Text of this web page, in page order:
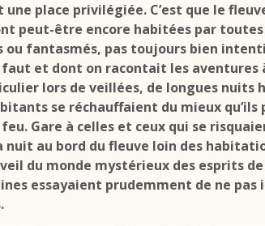
une place privilégiée. C’est que le
peut-être encore habitées par
ou fantasmés, pas toujours bien
faut et dont on racontait les aventures
lors de veillées, de longues nuits
se réchauffaient du mieux qu’ils
Gare à celles et ceux qui se
nuit au bord du fleuve loin des
du monde mystérieux des esprits
essayaient prudemment de ne